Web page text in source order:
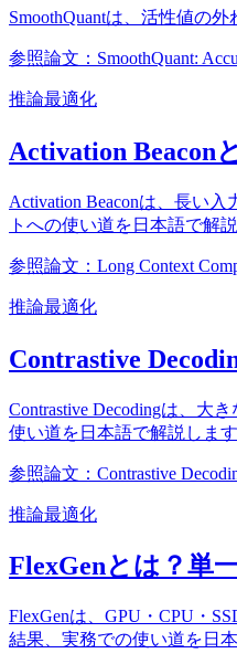
SmoothQuantは、活性値の
参照論文：SmoothQuant:
推論最適化
Activation Beacon
Activation Beaconは、長い
トへの使い道を日本語で解説
参照論文：Long Context
推論最適化
Contrastive
Contrastive Decodingは、大
使い道を日本語で解説します
参照論文：Contrastive
推論最適化
FlexGenとは？単
FlexGenは、GPU・CPU・
結果、実務での使い道を日